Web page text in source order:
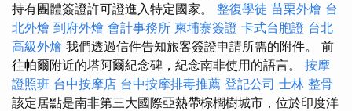
持有團體簽證許可證進入特定國家。 整復學徒 苗栗外燴 台
北外燴 到府外燴 會計事務所 柬埔寨簽證 卡式台胞證 台北
高級外燴 我們透過信件告知旅客簽證申請所需的附件。 前
往帕爾附近的塔阿爾紀念碑，紀念南非使用的語言。 按摩
證照班 台中按摩店 台中按摩排毒推薦 登記公司 士林 整骨
該定居點是南非第三大國際亞熱帶棕櫚樹城市，位於印度洋